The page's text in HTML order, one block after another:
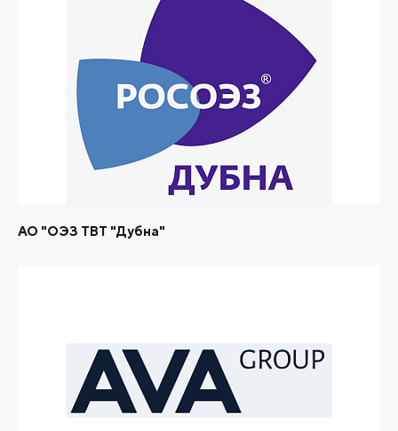
АО "ОЭЗ ТВТ "Дубна"